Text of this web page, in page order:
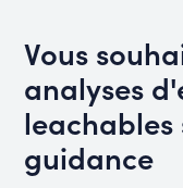
Vous
analyses
leachables
guidance